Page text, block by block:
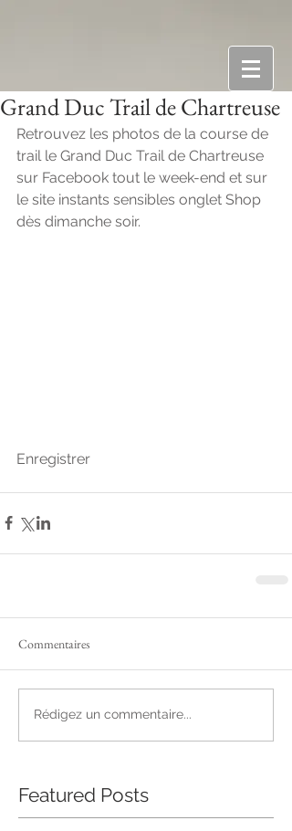
Grand Duc Trail de Chartreuse
Retrouvez les photos de la course de
trail le Grand Duc Trail de Chartreuse
sur Facebook tout le week-end et sur
le site instants sensibles onglet Shop
dès dimanche soir.
Enregistrer
Commentaires
Rédigez un commentaire...
Featured Posts